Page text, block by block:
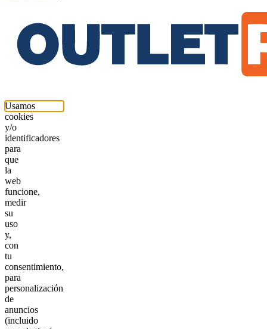
Usamos
cookies
y/o
identificadores
para
que
la
web
funcione,
medir
su
uso
y,
con
tu
consentimiento,
para
personalización
de
anuncios
(incluido